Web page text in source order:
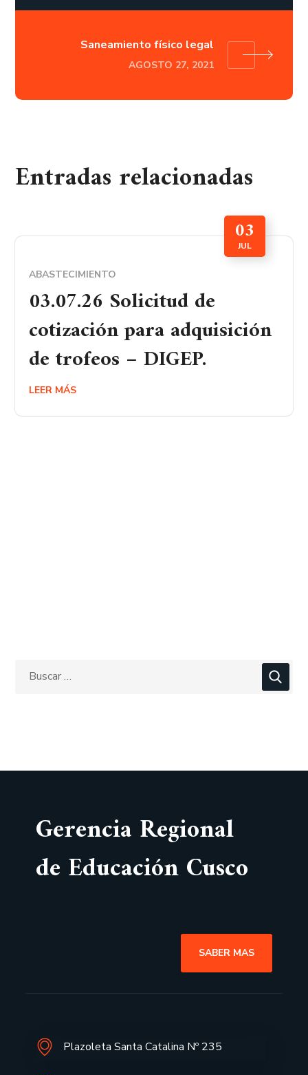
Saneamiento físico legal
AGOSTO 27, 2021
Entradas relacionadas
03
JUL
ABASTECIMIENTO
03.07.26 Solicitud de
cotización para adquisición
de trofeos – DIGEP.
LEER MÁS
Gerencia Regional
de Educación Cusco
SABER MAS
Plazoleta Santa Catalina Nº 235